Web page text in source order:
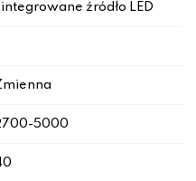
źródło LED
5000